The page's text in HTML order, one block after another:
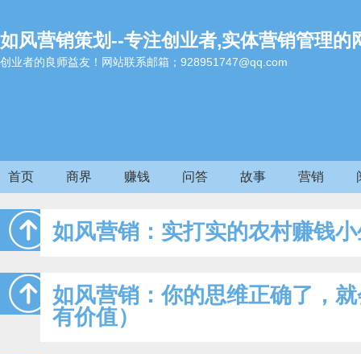
如风营销策划--专注创业者,实体营销管理的
创业者的良师益友！网站联系邮箱；928951747@qq.com
首页 商界 赚钱 问答 故事 营销
如风营销：实打实的农村赚钱
如风营销：你的思维正确了，
有价值）